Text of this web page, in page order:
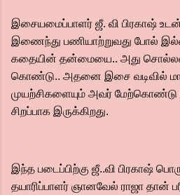
இசையமைப்பாளர் ஜீ. வி பிரகாஷ்
இணைந்து பணியாற்றுவது போல்
கதையின் தன்மையை.. அது
கொண்டு.. அதனை இசை வடிவில்
முயற்சிகளையும் அவர் மேற்கொண்டு
சிறப்பாக இருக்கிறது.
இந்த படைப்பிற்கு ஜீ..வி பிரகாஷ்
தயாரிப்பாளர் ஞானவேல் ராஜா தான்